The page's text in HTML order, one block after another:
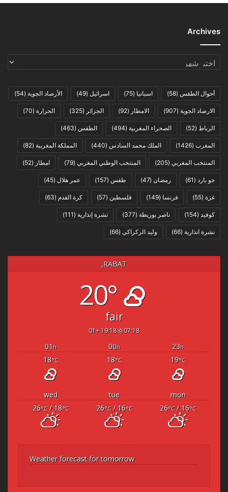
Archives
Archives
أحوال الطقس (58) اسبانيا (75) اسرائيل (49) الأرصاد الجوية (54)
الارصاد الجوية (907) الامطار (92) الجزائر (325) الحرارة (70)
الرباط (52) الصحراء المغربية (494) الطقس (463)
المغرب (1426) الملك محمد السادس (440) المملكة المغربية (82)
المنتخب المغربي (205) المنتخب الوطني المغربي (79) امطار (52)
جو بارد (61) رمضان (47) طقس (157) عمر هلال (45)
غزة (55) فرنسا (149) فلسطين (57) كرة القدم (63)
كوفيد (154) ناصر بوريطة (377) نشرة إنذارية (111)
نشرة انذارية (66) وليد الركراكي (66)
RABAT,
20°
fair
07:18
19:18 +01
23h
00h
01 h
19°C
18°C
18°C
mon
tue
wed
26°C/ 16°C
26°C/ 16°C
26°C/ 18°C
Weather forecast for tomorrow